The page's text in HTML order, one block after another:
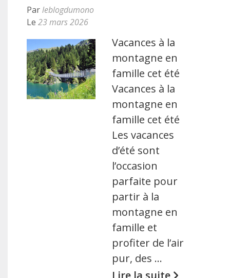
Parleblogdumono
Le 23 mars 2026
Vacances à la
montagne en
famille cet été
Vacances à la
montagne en
famille cet été
Les vacances
d’été sont
l’occasion
parfaite pour
partir à la
montagne en
famille et
profiter de l’air
pur, des …
Lire la suite